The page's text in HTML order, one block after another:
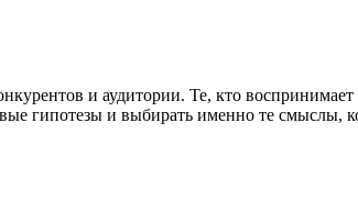
и аудитории. Те, кто
гипотезы и выбирать именно те смыслы,